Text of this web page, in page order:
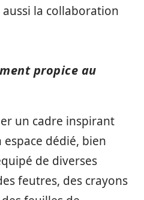
aussi la collaboration
propice au
un cadre inspirant
dédié, bien
de diverses
feutres, des crayons